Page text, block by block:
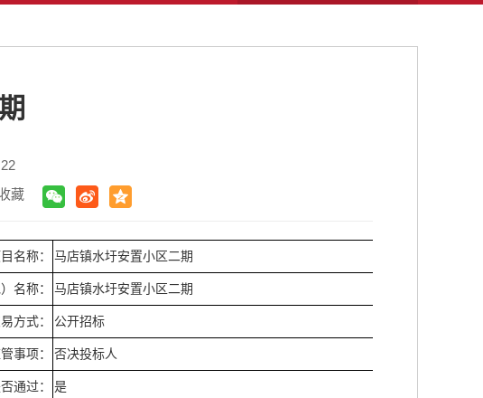
藏
名称： 马店镇水圩安置小区二期
名称： 马店镇水圩安置小区二期
方式： 公开招标
事项： 否决投标人
通过： 是